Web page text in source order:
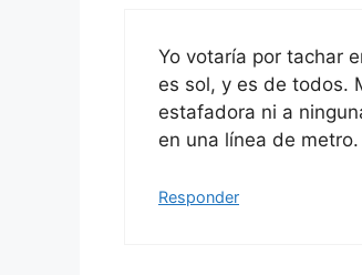
Yo votaría por tachar
es sol, y es de todos.
estafadora ni a
en una línea de metro.
Responder